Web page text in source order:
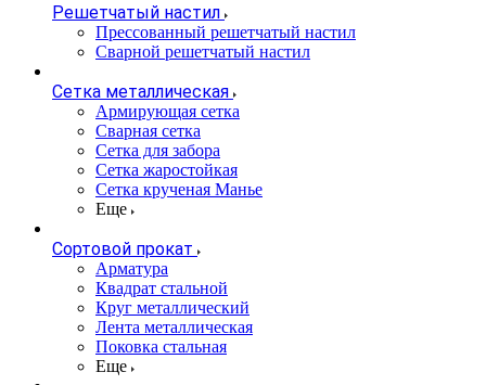
Решетчатый настил
Прессованный решетчатый настил
Сварной решетчатый настил
Сетка металлическая
Армирующая сетка
Сварная сетка
Сетка для забора
Сетка жаростойкая
Сетка крученая Манье
Еще
Сортовой прокат
Арматура
Квадрат стальной
Круг металлический
Лента металлическая
Поковка стальная
Еще